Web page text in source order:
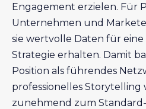
Engagement erzielen. Für
Unternehmen und
sie wertvolle Daten für
Strategie erhalten. Damit
Position als führendes
professionelles Storytelling
zunehmend zum Standard-